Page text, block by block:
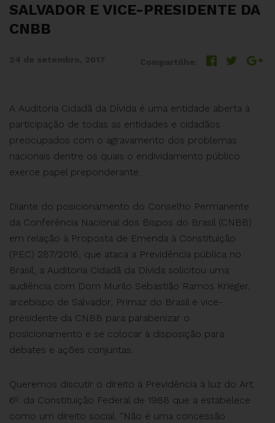
SALVADOR E VICE-PRESIDENTE DA
CNBB
A Auditoria Cidadã da Dívida é uma entidade aberta à
participação de todas as entidades e cidadãos
preocupados com o agravamento dos problemas
nacionais dentre os quais o endividamento público
exerce papel preponderante.
Diante do posicionamento do Conselho Permanente
da Conferência Nacional dos Bispos do Brasil (CNBB)
em relação à Proposta de Emenda à Constituição
(PEC) 287/2016, que ataca a Previdência pública no
Brasil, a Auditoria Cidadã da Dívida solicitou uma
audiência com Dom Murilo Sebastião Ramos Krieger,
arcebispo de Salvador, Primaz do Brasil e vice-
presidente da CNBB para parabenizar o
posicionamento e se colocar à disposição para
debates e ações conjuntas.
Queremos discutir o direito à Previdência à luz do Art.
6º. da Constituição Federal de 1988 que a estabelece
como um direito social. “Não é uma concessão